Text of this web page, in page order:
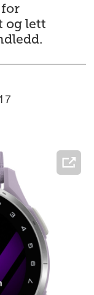
for
og lett